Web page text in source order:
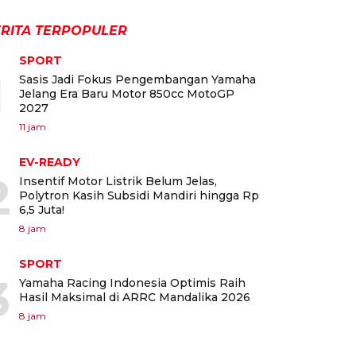
TERPOPULER
SPORT
Sasis Jadi Fokus Pengembangan Yamaha
Jelang Era Baru Motor 850cc MotoGP
2027
11 jam
EV-READY
Insentif Motor Listrik Belum Jelas,
Polytron Kasih Subsidi Mandiri hingga Rp
6,5 Juta!
8 jam
SPORT
Yamaha Racing Indonesia Optimis Raih
Hasil Maksimal di ARRC Mandalika 2026
8 jam